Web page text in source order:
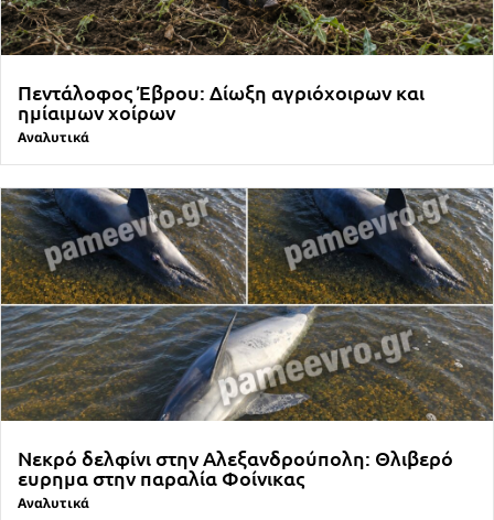
Πεντάλοφος Έβρου: Δίωξη αγριόχοιρων και
ημίαιμων χοίρων
Αναλυτικά
Νεκρό δελφίνι στην Αλεξανδρούπολη: Θλιβερό
ευρημα στην παραλία Φοίνικας
Αναλυτικά